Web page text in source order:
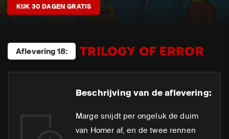
KIJK 30 DAGEN GRATIS
Aflevering 18: TRILOGY OF ERROR
Beschrijving van de aflevering:
Marge snijdt per ongeluk de duim
van Homer af, en de twee rennen